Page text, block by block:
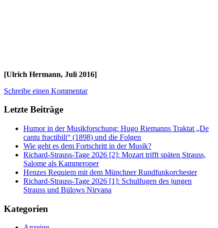
[Ulrich Hermann, Juli 2016]
Schreibe einen Kommentar
Letzte Beiträge
Humor in der Musikforschung: Hugo Riemanns Traktat „De
cantu fractibili“ (1898) und die Folgen
Wie geht es dem Fortschritt in der Musik?
Richard-Strauss-Tage 2026 [2]: Mozart trifft späten Strauss,
Salome als Kammeroper
Henzes Requiem mit dem Münchner Rundfunkorchester
Richard-Strauss-Tage 2026 [1]: Schulfugen des jungen
Strauss und Bülows Nirvana
Kategorien